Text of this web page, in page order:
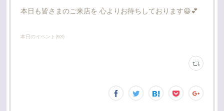
本日も皆さまのご来店を 心よりお待ちしております😆💕
本日のイベント (93)